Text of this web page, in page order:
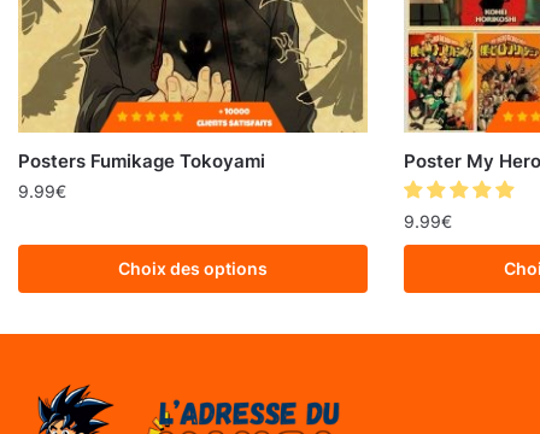
Posters Fumikage Tokoyami
9.99€
Choix des options
Poster My
9.99€